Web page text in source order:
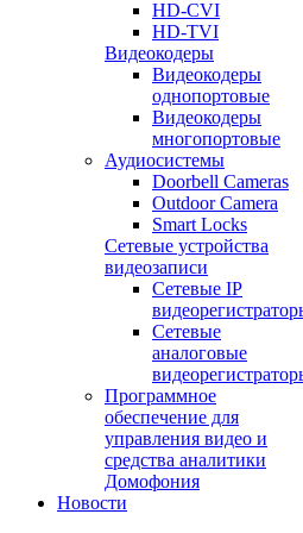
HD-CVI
HD-TVI
Видеокодеры
Видеокодеры
однопортовые
Видеокодеры
многопортовые
Аудиосистемы
Doorbell Cameras
Outdoor Camera
Smart Locks
Сетевые устройства
видеозаписи
Сетевые IP
Сетевые
аналоговые
Программное
обеспечение для
управления видео и
средства аналитики
Домофония
Новости